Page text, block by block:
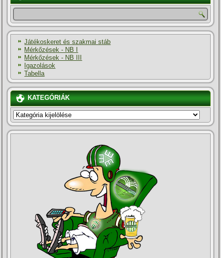
Játékoskeret és szakmai stáb
Mérkőzések - NB I
Mérkőzések - NB III
Igazolások
Tabella
KATEGÓRIÁK
KATEGÓRIÁK